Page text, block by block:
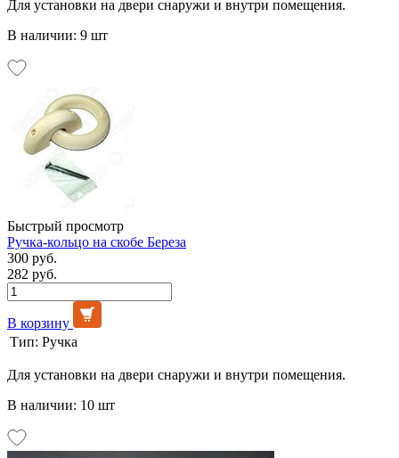
Для установки на двери снаружи и внутри помещения.
В наличии: 9 шт
Быстрый просмотр
Ручка-кольцо на скобе Береза
300 руб.
282 руб.
В корзину
Тип: Ручка
Для установки на двери снаружи и внутри помещения.
В наличии: 10 шт